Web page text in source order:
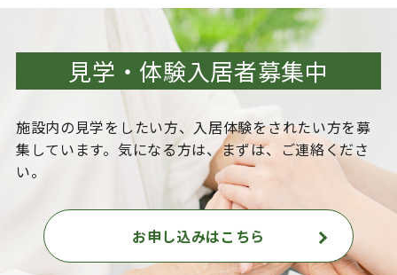
見学・体験入居者募集中
施設内の見学をしたい方、入居体験をされたい方を募
集しています。気になる方は、まずは、ご連絡くださ
い。
お申し込みはこちら